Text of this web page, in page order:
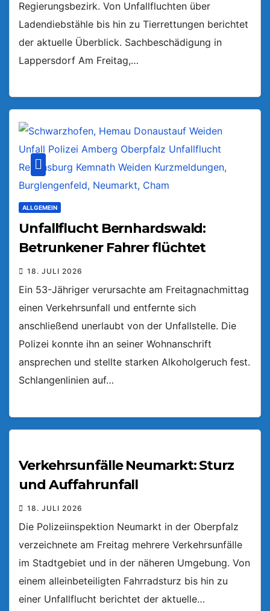
Regierungsbezirk. Von Unfallfluchten über
Ladendiebstähle bis hin zu Tierrettungen berichtet
der aktuelle Überblick. Sachbeschädigung in
Lappersdorf Am Freitag,…
ALLGEMEIN
Unfallflucht Bernhardswald:
Betrunkener Fahrer flüchtet
18. JULI 2026
Ein 53-Jähriger verursachte am Freitagnachmittag
einen Verkehrsunfall und entfernte sich
anschließend unerlaubt von der Unfallstelle. Die
Polizei konnte ihn an seiner Wohnanschrift
ansprechen und stellte starken Alkoholgeruch fest.
Schlangenlinien auf…
Verkehrsunfälle Neumarkt: Sturz
und Auffahrunfall
18. JULI 2026
Die Polizeiinspektion Neumarkt in der Oberpfalz
verzeichnete am Freitag mehrere Verkehrsunfälle
im Stadtgebiet und in der näheren Umgebung. Von
einem alleinbeteiligten Fahrradsturz bis hin zu
einer Unfallflucht berichtet der aktuelle…